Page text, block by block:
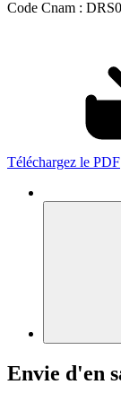
Code Cnam :
Téléchargez le PDF
Envie d'en